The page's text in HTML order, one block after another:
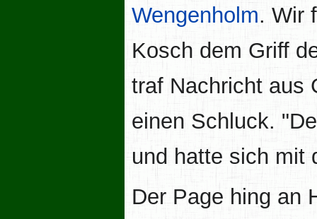
Wengenholm. Wir
Kosch dem Griff
traf Nachricht aus
einen Schluck.
und hatte sich mit
Der Page hing an